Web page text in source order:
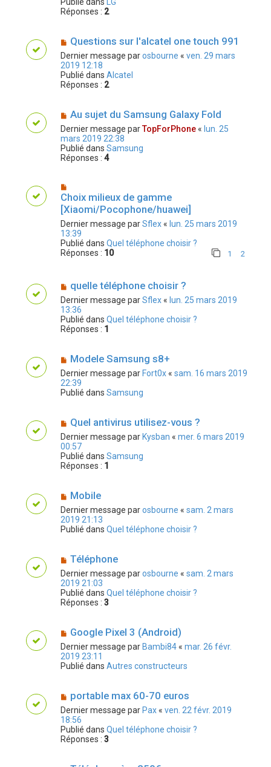
Réponses : 2
Questions sur l'alcatel one touch 991
Dernier message parosbourne « ven. 29 mars
2019 12:18
Publié dans Alcatel
Réponses : 2
Au sujet du Samsung Galaxy Fold
Dernier message parTopForPhone« lun. 25
mars 2019 22:38
Publié dans Samsung
Réponses : 4
Choix milieux de gamme
[Xiaomi/Pocophone/huawei]
Dernier message parSflex« lun. 25 mars 2019
13:39
Publié dans Quel téléphone choisir ?
Réponses : 10 1 2
quelle téléphone choisir ?
Dernier message parSflex« lun. 25 mars 2019
13:36
Publié dans Quel téléphone choisir ?
Réponses : 1
Modele Samsung s8+
Dernier message par Fort0x« sam. 16 mars 2019
22:39
Publié dans Samsung
Quel antivirus utilisez-vous ?
Dernier message par Kysban « mer. 6 mars 2019
00:57
Publié dans Samsung
Réponses : 1
Mobile
Dernier message parosbourne « sam. 2 mars
2019 21:13
Publié dans Quel téléphone choisir ?
Téléphone
Dernier message parosbourne « sam. 2 mars
2019 21:03
Publié dans Quel téléphone choisir ?
Réponses : 3
Google Pixel 3 (Android)
Dernier message par Bambi84« mar. 26 févr.
2019 23:11
Publié dans Autres constructeurs
portable max 60-70 euros
Dernier message par Pax« ven. 22 févr. 2019
18:56
Publié dans Quel téléphone choisir ?
Réponses : 3